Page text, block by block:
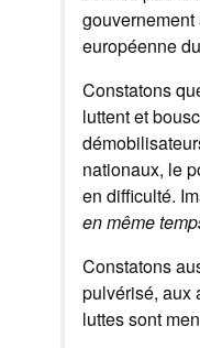
gouvernement
européenne
Constatons
luttent et
nationaux, le
en difficulté.
en même
Constatons
pulvérisé, aux
luttes sont